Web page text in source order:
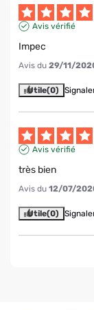
Avis vérifié
Impec
Avis du 29/11/
Utile(0)
Avis vérifié
très bien
Avis du 12/07/
Utile(0)